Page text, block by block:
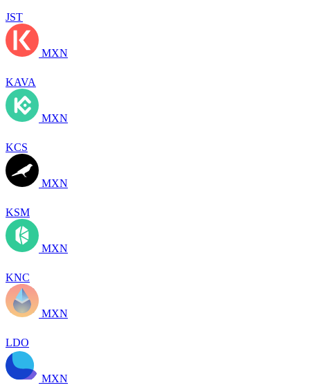
JST
MXN
KAVA
MXN
KCS
MXN
KSM
MXN
KNC
MXN
LDO
MXN